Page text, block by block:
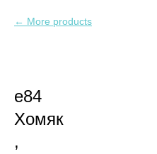
More products
e84
Хомяк
,